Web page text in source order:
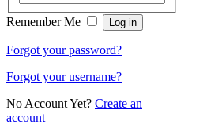
Remember Me
Forgot your password?
Forgot your username?
No Account Yet? Create an
account